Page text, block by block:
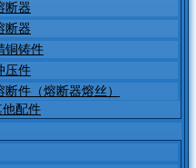
断器
断器
铜铸件
压件
件（熔断器熔丝）
他配件